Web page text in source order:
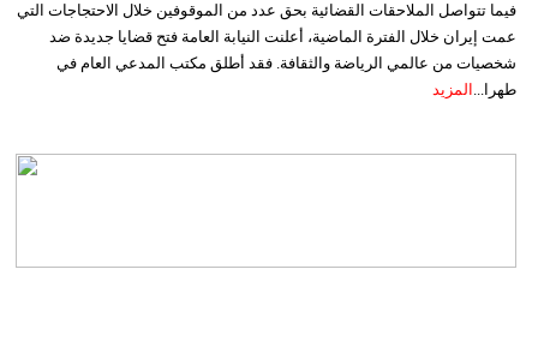
فيما تتواصل الملاحقات القضائية بحق عدد من الموقوفين خلال الاحتجاجات التي
عمت إيران خلال الفترة الماضية، أعلنت النيابة العامة فتح قضايا جديدة ضد
شخصيات من عالمي الرياضة والثقافة. فقد أطلق مكتب المدعي العام في
طهرا... المزيد